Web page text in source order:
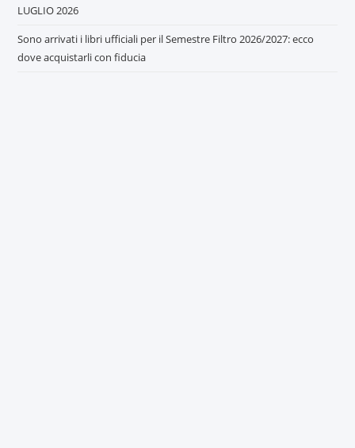
LUGLIO 2026
Sono arrivati i libri ufficiali per il Semestre Filtro 2026/2027: ecco
dove acquistarli con fiducia